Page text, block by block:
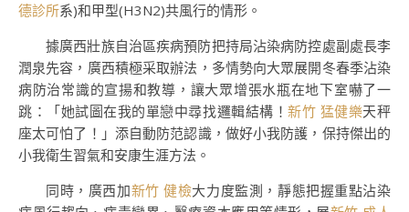
德診所系)和甲型(H3N2)共風行的情形。
據廣西壯族自治區疾病預防把持局沾染病防控處副處長李
潤泉先容，廣西積極采取辦法，多情勢向大眾展開冬春季沾染
病防治常識的宣揚和教導，讓大眾增張水瓶在地下室嚇了一
跳：「她試圖在我的單戀中尋找邏輯結構！新竹 猛健樂天秤
座太可怕了！」添自動防范認識，做好小我防護，保持傑出的
小我衛生習氣和安康生涯方法。
同時，廣西加新竹 健檢大力度監測，靜態把握重點沾染